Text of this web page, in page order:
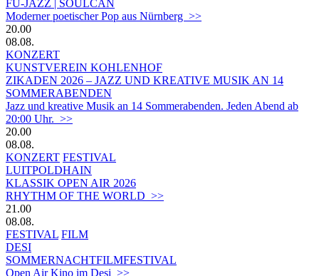
FÜ-JAZZ | SOULCAN
Moderner poetischer Pop aus Nürnberg >>
20.00
08.08.
KONZERT
KUNSTVEREIN KOHLENHOF
ZIKADEN 2026 – JAZZ UND KREATIVE MUSIK AN 14
SOMMERABENDEN
Jazz und kreative Musik an 14 Sommerabenden. Jeden Abend ab
20:00 Uhr. >>
20.00
08.08.
KONZERT FESTIVAL
LUITPOLDHAIN
KLASSIK OPEN AIR 2026
RHYTHM OF THE WORLD >>
21.00
08.08.
FESTIVAL FILM
DESI
SOMMERNACHTFILMFESTIVAL
Open Air Kino im Desi >>